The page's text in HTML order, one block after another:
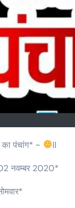
पंचांग* ~ ll
नवम्बर 2020*